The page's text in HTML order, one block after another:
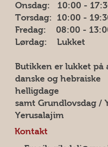
Onsdag: 10:00 -
Torsdag: 10:00 -
Fredag: 08:00 -
Lørdag: Lukket
Butikken er lukket på
danske og hebraiske
helligdage
samt Grundlovsdag /
Yerusalajim
Kontakt